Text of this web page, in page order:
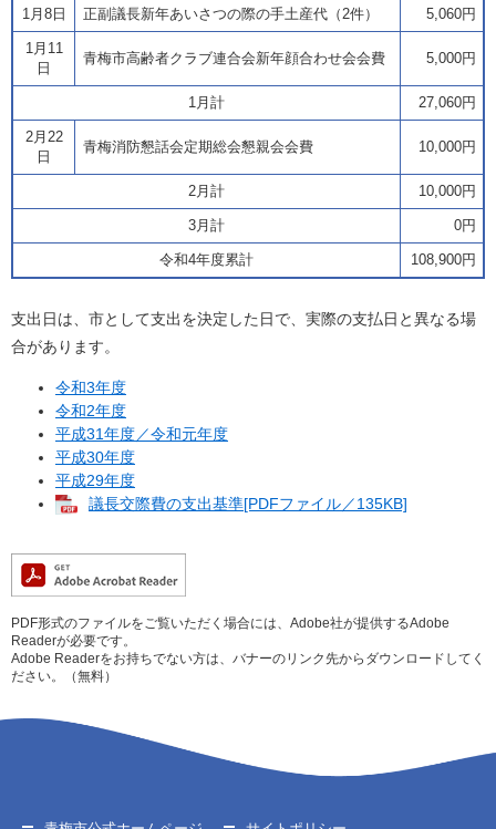
1月8日 正副議長新年あいさつの際の手土産代（2件） 5,060円
1月11
日
青梅市高齢者クラブ連合会新年顔合わせ会会費 5,000円
1月計 27,060円
2月22
日
青梅消防懇話会定期総会懇親会会費 10,000円
2月計 10,000円
3月計 0円
令和4年度累計 108,900円
支出日は、市として支出を決定した日で、実際の支払日と異なる場
合があります。
令和3年度
令和2年度
平成31年度／令和元年度
平成30年度
平成29年度
議長交際費の支出基準[PDFファイル／135KB]
PDF形式のファイルをご覧いただく場合には、Adobe社が提供するAdobe
Readerが必要です。
Adobe Readerをお持ちでない方は、バナーのリンク先からダウンロードしてく
ださい。（無料）